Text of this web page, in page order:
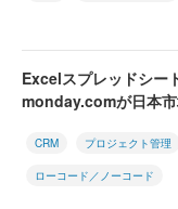
Excelスプレッドシー
monday.comが日本
CRM プロジェクト管理
ローコード／ノーコード